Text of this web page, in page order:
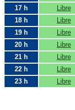
17 h
Libre
18 h
Libre
19 h
Libre
20 h
Libre
21 h
Libre
22 h
Libre
23 h
Libre